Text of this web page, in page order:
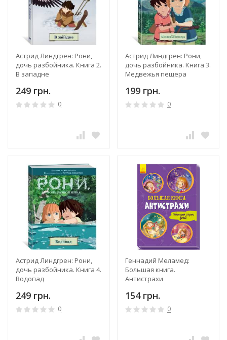
Астрид Линдгрен: Рони,
дочь разбойника. Книга 2.
В западне
249 грн.
0
Астрид Линдгрен: Рони,
дочь разбойника. Книга 3.
Медвежья пещера
199 грн.
0
Астрид Линдгрен: Рони,
дочь разбойника. Книга 4.
Водопад
249 грн.
0
Геннадий Меламед:
Большая книга.
Антистрахи
154 грн.
0